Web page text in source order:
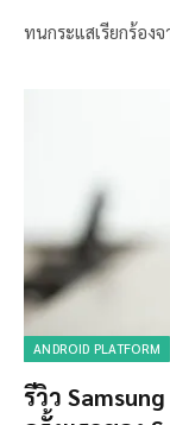
ทนกระแสเรียกร้องจ
ANDROID PLATFORM
รีวิว